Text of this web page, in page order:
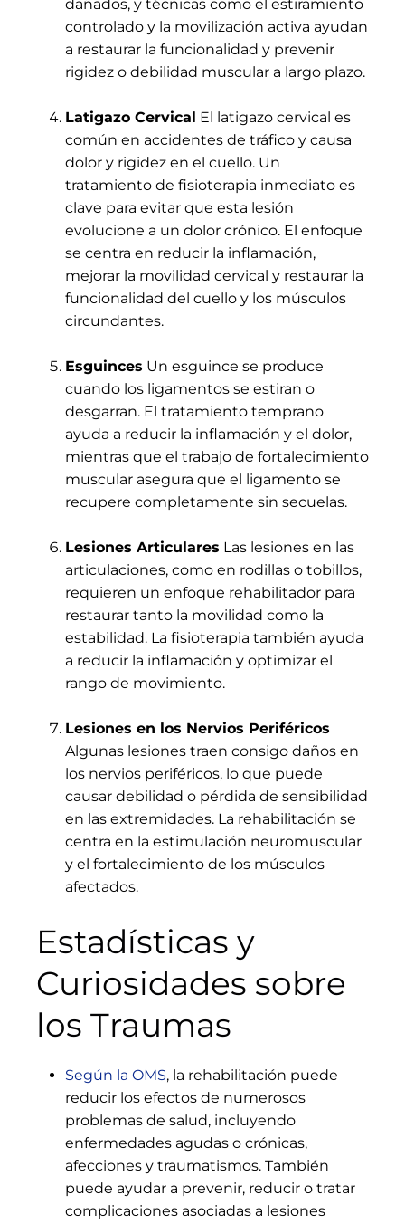
dañados, y técnicas como el estiramiento
controlado y la movilización activa ayudan
a restaurar la funcionalidad y prevenir
rigidez o debilidad muscular a largo plazo.
Latigazo Cervical El latigazo cervical es
común en accidentes de tráfico y causa
dolor y rigidez en el cuello. Un
tratamiento de fisioterapia inmediato es
clave para evitar que esta lesión
evolucione a un dolor crónico. El enfoque
se centra en reducir la inflamación,
mejorar la movilidad cervical y restaurar la
funcionalidad del cuello y los músculos
circundantes.
Esguinces Un esguince se produce
cuando los ligamentos se estiran o
desgarran. El tratamiento temprano
ayuda a reducir la inflamación y el dolor,
mientras que el trabajo de fortalecimiento
muscular asegura que el ligamento se
recupere completamente sin secuelas.
Lesiones Articulares Las lesiones en las
articulaciones, como en rodillas o tobillos,
requieren un enfoque rehabilitador para
restaurar tanto la movilidad como la
estabilidad. La fisioterapia también ayuda
a reducir la inflamación y optimizar el
rango de movimiento.
Lesiones en los Nervios Periféricos
Algunas lesiones traen consigo daños en
los nervios periféricos, lo que puede
causar debilidad o pérdida de sensibilidad
en las extremidades. La rehabilitación se
centra en la estimulación neuromuscular
y el fortalecimiento de los músculos
afectados.
Estadísticas y
Curiosidades sobre
los Traumas
Según la OMS, la rehabilitación puede
reducir los efectos de numerosos
problemas de salud, incluyendo
enfermedades agudas o crónicas,
afecciones y traumatismos. También
puede ayudar a prevenir, reducir o tratar
complicaciones asociadas a lesiones